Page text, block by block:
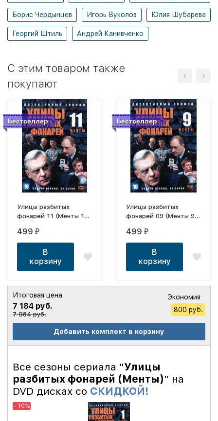
Борис Чердынцев Игорь Вуколов Юлия Шубарева
Георгий Штиль Андрей Канивченко
C этим товаром также
покупают
Бестселлер
Улицы разбитых
фонарей 11 (Менты 11)
версия, 32 серии)
499 ₽
В
корзину
Бестселлер
Улицы разбитых
фонарей 09 (Менты 9)
версия, 32 серии)
499 ₽
В
корзину
Итоговая цена
7 184 руб.
7 984 руб.
Экономия
800 руб.
Добавить комплект в корзину
Все сезоны сериала "Улицы
разбитых фонарей (Менты)" на
DVD дисках со СКИДКОЙ!
- 10%